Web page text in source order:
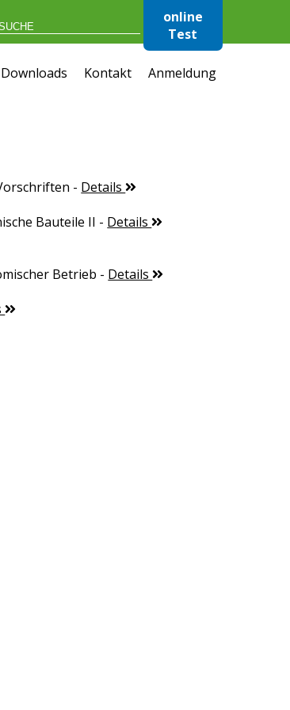
online
Test
Downloads Kontakt Anmeldung
- Details
Bauteile II - Details
Betrieb - Details